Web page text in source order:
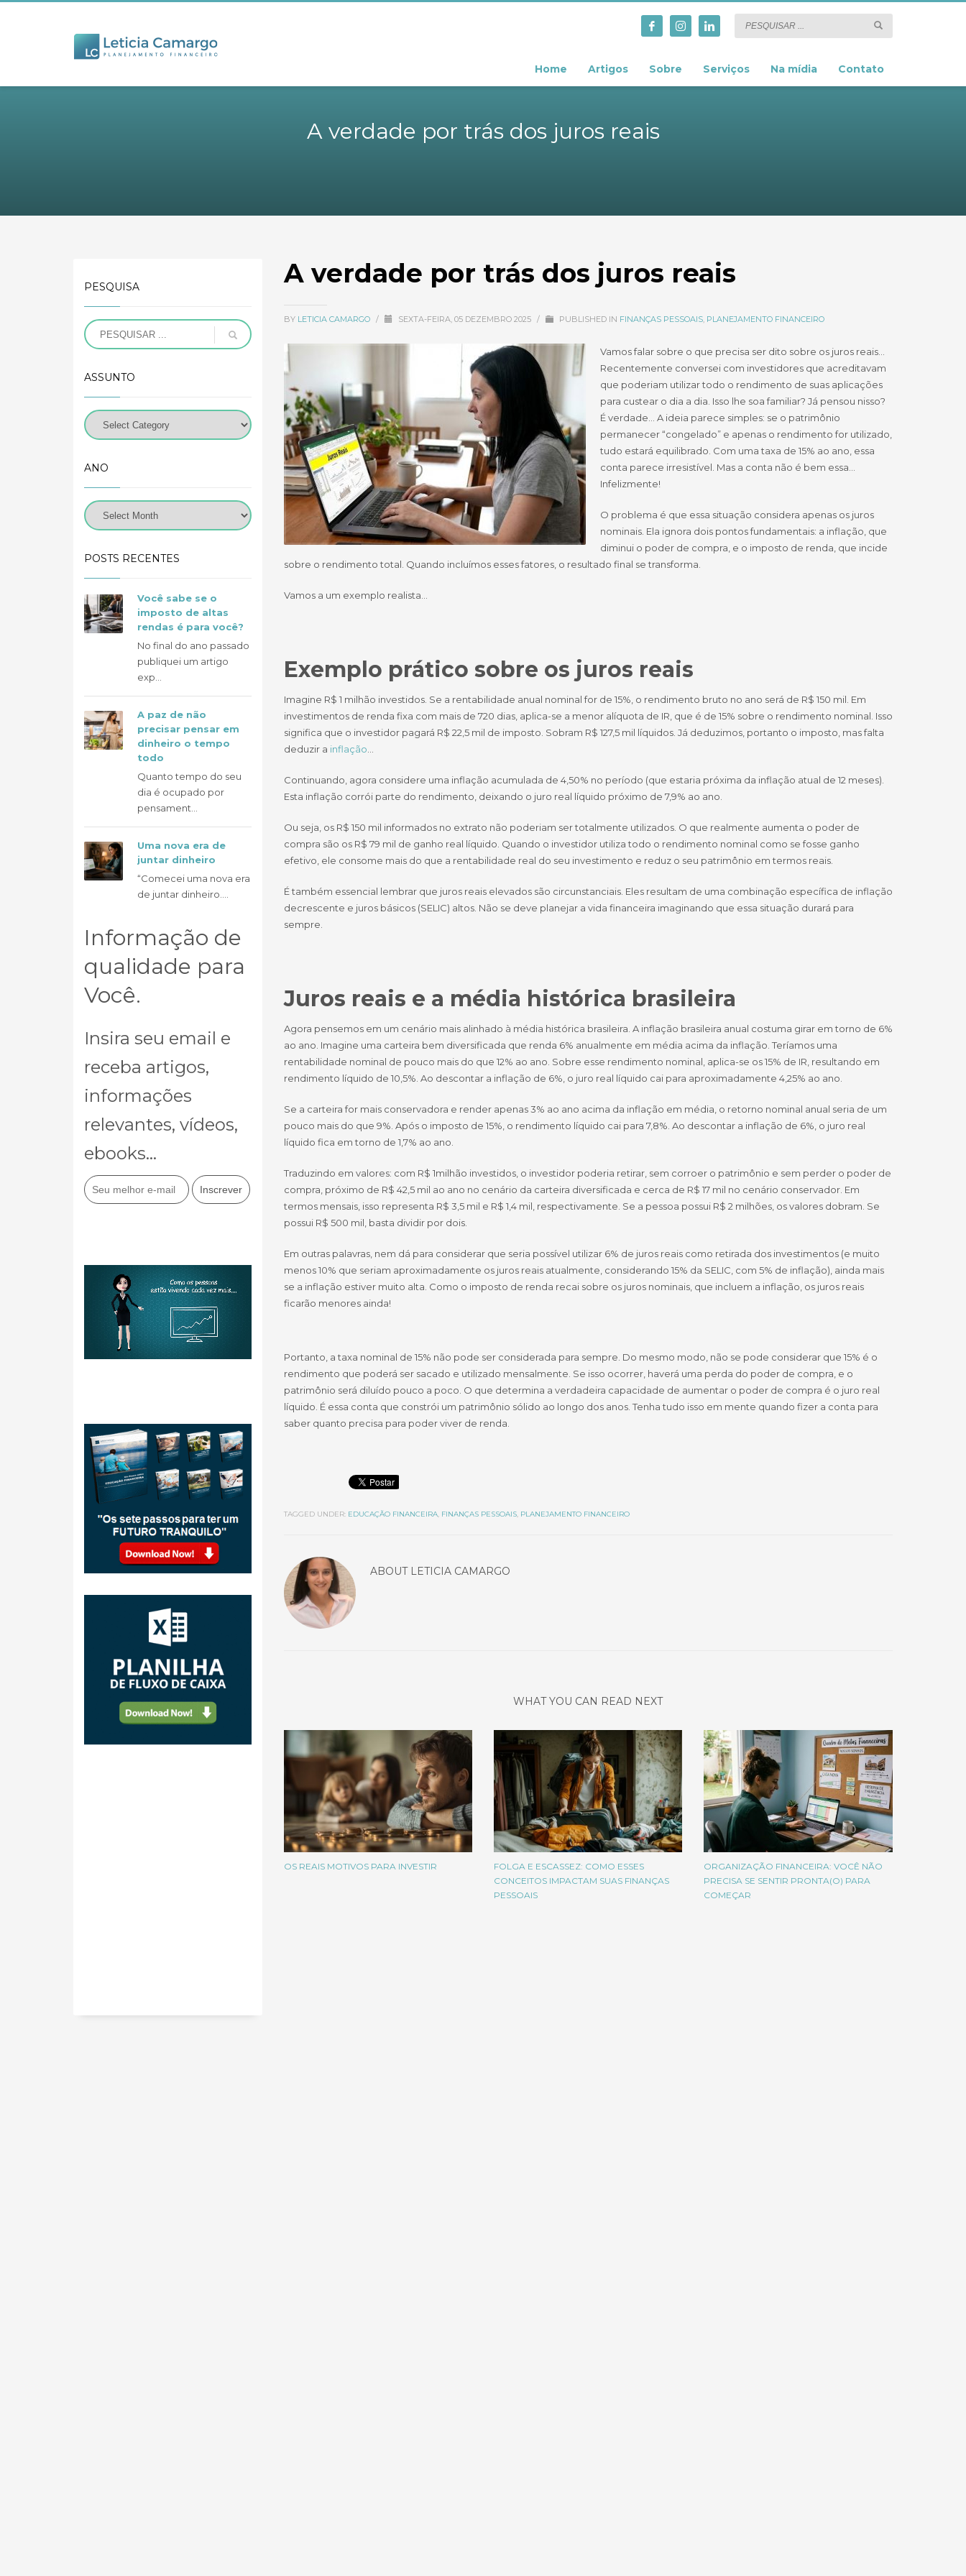
Home Artigos Sobre Serviços Na mídia Contato
A verdade por trás dos juros reais
A verdade por trás dos juros reais
BY LETICIA CAMARGO / SEXTA-FEIRA, 05 DEZEMBRO 2025 / PUBLISHED IN FINANÇAS PESSOAIS, PLANEJAMENTO FINANCEIRO
Vamos falar sobre o que precisa ser dito sobre os juros reais…
Recentemente conversei com investidores que acreditavam
que poderiam utilizar todo o rendimento de suas aplicações
para custear o dia a dia. Isso lhe soa familiar? Já pensou nisso?
É verdade… A ideia parece simples: se o patrimônio
permanecer “congelado” e apenas o rendimento for utilizado,
tudo estará equilibrado. Com uma taxa de 15% ao ano, essa
conta parece irresistível. Mas a conta não é bem essa…
Infelizmente!
O problema é que essa situação considera apenas os juros
nominais. Ela ignora dois pontos fundamentais: a inflação, que
diminui o poder de compra, e o imposto de renda, que incide
sobre o rendimento total. Quando incluímos esses fatores, o resultado final se transforma.
Vamos a um exemplo realista…
Exemplo prático sobre os juros reais
Imagine R$ 1 milhão investidos. Se a rentabilidade anual nominal for de 15%, o rendimento bruto no ano será de R$ 150 mil. Em
investimentos de renda fixa com mais de 720 dias, aplica-se a menor alíquota de IR, que é de 15% sobre o rendimento nominal. Isso
significa que o investidor pagará R$ 22,5 mil de imposto. Sobram R$ 127,5 mil líquidos. Já deduzimos, portanto o imposto, mas falta
deduzir a inflação
Continuando, agora considere uma inflação acumulada de 4,50% no período (que estaria próxima da inflação atual de 12 meses).
Esta inflação corrói parte do rendimento, deixando o juro real líquido próximo de 7,9% ao ano.
Ou seja, os R$ 150 mil informados no extrato não poderiam ser totalmente utilizados. O que realmente aumenta o poder de
compra são os R$ 79 mil de ganho real líquido. Quando o investidor utiliza todo o rendimento nominal como se fosse ganho
efetivo, ele consome mais do que a rentabilidade real do seu investimento e reduz o seu patrimônio em termos reais.
É também essencial lembrar que juros reais elevados são circunstanciais. Eles resultam de uma combinação específica de inflação
decrescente e juros básicos (SELIC) altos. Não se deve planejar a vida financeira imaginando que essa situação durará para
sempre.
Juros reais e a média histórica brasileira
Agora pensemos em um cenário mais alinhado à média histórica brasileira. A inflação brasileira anual costuma girar em torno de 6%
ao ano. Imagine uma carteira bem diversificada que renda 6% anualmente em média acima da inflação. Teríamos uma
rentabilidade nominal de pouco mais do que 12% ao ano. Sobre esse rendimento nominal, aplica-se os 15% de IR, resultando em
rendimento líquido de 10,5%. Ao descontar a inflação de 6%, o juro real líquido cai para aproximadamente 4,25% ao ano.
Se a carteira for mais conservadora e render apenas 3% ao ano acima da inflação em média, o retorno nominal anual seria de um
pouco mais do que 9%. Após o imposto de 15%, o rendimento líquido cai para 7,8%. Ao descontar a inflação de 6%, o juro real
líquido fica em torno de 1,7% ao ano.
Traduzindo em valores: com R$ 1milhão investidos, o investidor poderia retirar, sem corroer o patrimônio e sem perder o poder de
compra, próximo de R$ 42,5 mil ao ano no cenário da carteira diversificada e cerca de R$ 17 mil no cenário conservador. Em
termos mensais, isso representa R$ 3,5 mil e R$ 1,4 mil, respectivamente. Se a pessoa possui R$ 2 milhões, os valores dobram. Se
possui R$ 500 mil, basta dividir por dois.
Em outras palavras, nem dá para considerar que seria possível utilizar 6% de juros reais como retirada dos investimentos (e muito
menos 10% que seriam aproximadamente os juros reais atualmente, considerando 15% da SELIC, com 5% de inflação), ainda mais
se a inflação estiver muito alta. Como o imposto de renda recai sobre os juros nominais, que incluem a inflação, os juros reais
ficarão menores ainda!
Portanto, a taxa nominal de 15% não pode ser considerada para sempre. Do mesmo modo, não se pode considerar que 15% é o
rendimento que poderá ser sacado e utilizado mensalmente. Se isso ocorrer, haverá uma perda do poder de compra, e o
patrimônio será diluído pouco a poco. O que determina a verdadeira capacidade de aumentar o poder de compra é o juro real
líquido. É essa conta que constrói um patrimônio sólido ao longo dos anos. Tenha tudo isso em mente quando fizer a conta para
saber quanto precisa para poder viver de renda.
TAGGED UNDER: EDUCAÇÃO FINANCEIRA, FINANÇAS PESSOAIS, PLANEJAMENTO FINANCEIRO
ABOUT LETICIA CAMARGO
WHAT YOU CAN READ NEXT
OS REAIS MOTIVOS PARA INVESTIR
FOLGA E ESCASSEZ: COMO ESSES
CONCEITOS IMPACTAM SUAS FINANÇAS
PESSOAIS
ORGANIZAÇÃO FINANCEIRA: VOCÊ NÃO
PRECISA SE SENTIR PRONTA(O) PARA
COMEÇAR
PESQUISA
ASSUNTO
ANO
POSTS RECENTES
Você sabe se o
imposto de altas
rendas é para você?
No final do ano passado
publiquei um artigo
exp...
A paz de não
precisar pensar em
dinheiro o tempo
todo
Quanto tempo do seu
dia é ocupado por
pensament...
Uma nova era de
juntar dinheiro
“Comecei uma nova era
de juntar dinheiro....
Informação de
qualidade para
Você.
Insira seu email e
receba artigos,
informações
relevantes, vídeos,
ebooks...